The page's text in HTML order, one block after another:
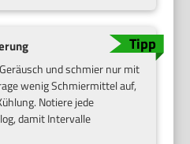
und schmier nur mit
wenig Schmiermittel auf,
Notiere jede
damit Intervalle